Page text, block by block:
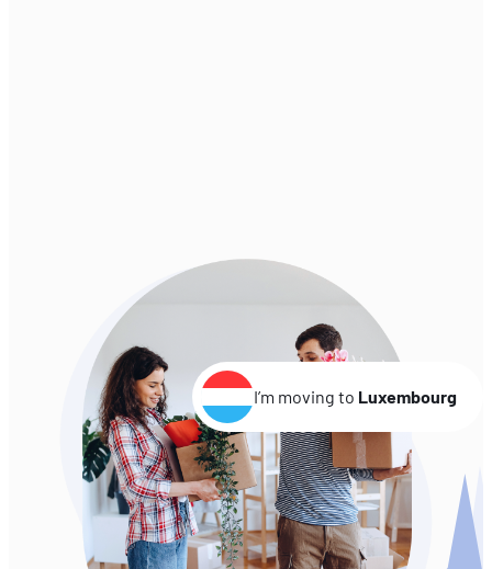
I’m moving to Luxembourg